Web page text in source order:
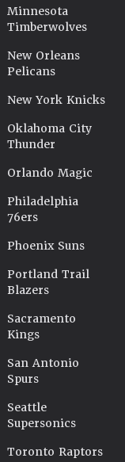
Minnesota
Timberwolves
New Orleans
Pelicans
New York Knicks
Oklahoma City
Thunder
Orlando Magic
Philadelphia
76ers
Phoenix Suns
Portland Trail
Blazers
Sacramento
Kings
San Antonio
Spurs
Seattle
Supersonics
Toronto Raptors